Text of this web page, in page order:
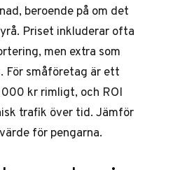
beroende på om det
Priset inkluderar ofta
men extra som
För småföretag är ett
kr rimligt, och ROI
trafik över tid. Jämför
för pengarna.